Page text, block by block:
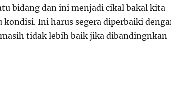
bidang dan ini menjadi cikal bakal kita
kondisi. Ini harus segera diperbaiki
tidak lebih baik jika dibandingnkan